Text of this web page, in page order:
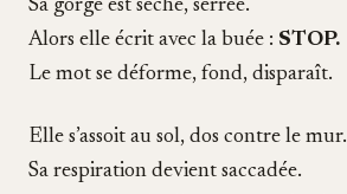
Sa gorge est sèche, serrée.
Alors elle écrit avec la buée : STOP.
Le mot se déforme, fond, disparaît.
Elle s’assoit au sol, dos contre le mur.
Sa respiration devient saccadée.